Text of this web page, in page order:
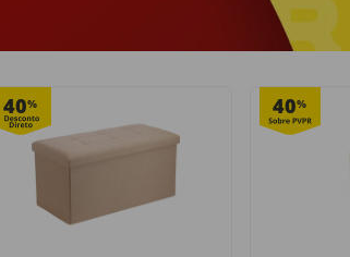
40% 40%